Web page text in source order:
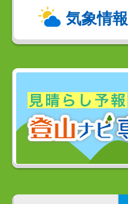
気象情報